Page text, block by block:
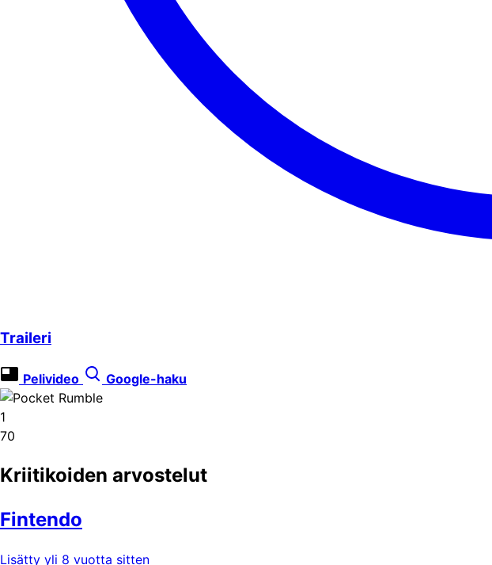
Traileri
Pelivideo Google-haku
1
70
Kriitikoiden arvostelut
Fintendo
Lisätty yli 8 vuotta sitten